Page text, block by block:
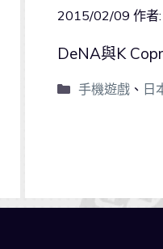
2015/02/09 作者:
DeNA與K
手機遊戲、 日